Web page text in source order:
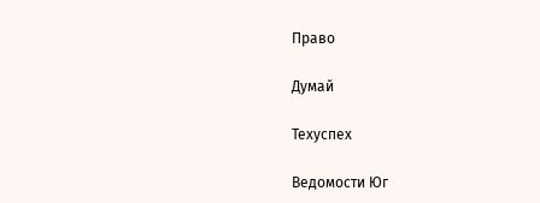
Право
Думай
Техуспех
Ведомости Юг